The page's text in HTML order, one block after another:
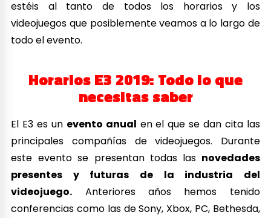
estéis al tanto de todos los horarios y los
videojuegos que posiblemente veamos a lo largo de
todo el evento.
Horarios E3 2019: Todo lo que
necesitas saber
El E3 es un evento anual en el que se dan cita las
principales compañías de videojuegos. Durante
este evento se presentan todas las novedades
presentes y futuras de la industria del
videojuego. Anteriores años hemos tenido
conferencias como las de Sony, Xbox, PC, Bethesda,